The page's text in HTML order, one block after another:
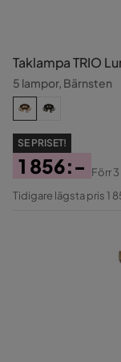
Taklampa TRIO
5 lampor, Bärnsten
SE PRISET!
Pris
1 856:-
Original
Förr
Tidigare lägsta pris 1